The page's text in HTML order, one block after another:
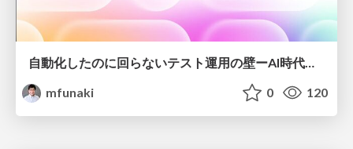
自動化したのに回らないテスト運用の壁ーAI時代の品質責任と生産性
mfunaki
0 120